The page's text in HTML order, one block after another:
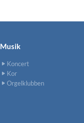
Musik
Koncert
Kor
Orgelklubben